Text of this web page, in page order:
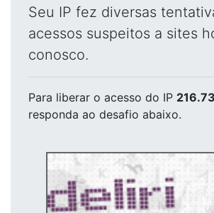
Seu IP fez diversas
acessos suspeitos a sites
conosco.
Para liberar o acesso do IP
responda ao desafio abaixo.